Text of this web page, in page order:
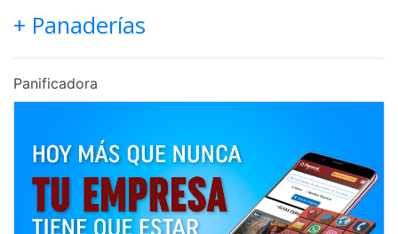
+ Panaderías
Panificadora